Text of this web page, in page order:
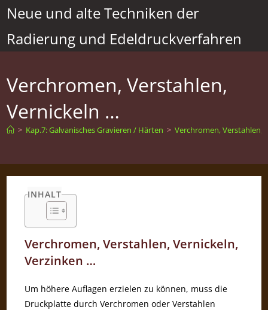
Zum
Inhalt
springen
Neue und alte Techniken der
Radierung und Edeldruckverfahren
Verchromen, Verstahlen,
Vernickeln …
> Kap.7: Galvanisches Gravieren / Härten > Verchromen, Verstahlen,
INHALT
Verchromen, Verstahlen, Vernickeln,
Verzinken …
Um höhere Auflagen erzielen zu können, muss die
Druckplatte durch Verchromen oder Verstahlen